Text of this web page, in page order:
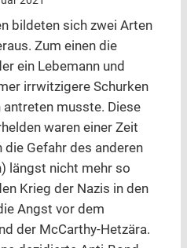
bildeten sich zwei Arten
Zum einen die
ein Lebemann und
irrwitzigere Schurken
musste. Diese
waren einer Zeit
Gefahr des anderen
längst nicht mehr so
Krieg der Nazis in den
Angst vor dem
der McCarthy-Hetzära.